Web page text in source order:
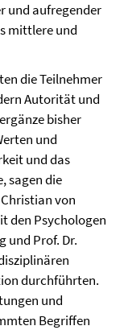
und aufregender
mittlere und
die Teilnehmer
Autorität und
bisher
und
und das
sagen die
von
den Psychologen
und Prof. Dr.
durchführten.
und
Begriffen